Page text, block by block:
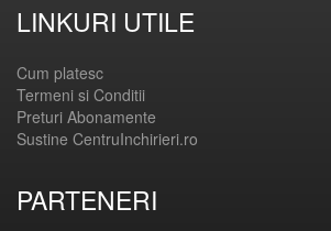
LINKURI UTILE
Cum platesc
Termeni si Conditii
Preturi Abonamente
Sustine CentruInchirieri.ro
PARTENERI